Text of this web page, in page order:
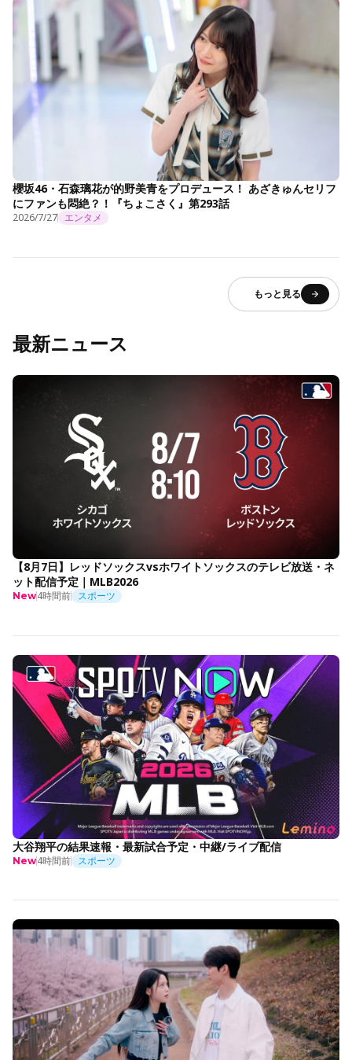
櫻坂46・石森璃花が的野美青をプロデュース！ あざきゅんセリフ
にファンも悶絶？！『ちょこさく』第293話
2026/7/27 エンタメ
もっと見る
最新ニュース
【8月7日】レッドソックスvsホワイトソックスのテレビ放送・ネ
ット配信予定｜MLB2026
New4時間前 スポーツ
大谷翔平の結果速報・最新試合予定・中継/ライブ配信
New4時間前 スポーツ